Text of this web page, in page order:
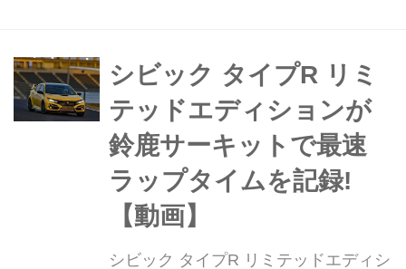
録したと発表した。
シビック タイプR リミ
テッドエディションが
鈴鹿サーキットで最速
ラップタイムを記録!
【動画】
シビック タイプR リミテッドエディシ